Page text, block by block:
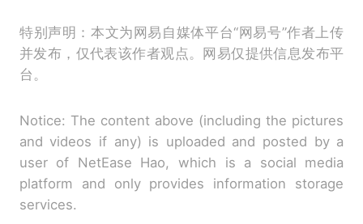
特别声明：本文为网易自媒体平台“网易号”作者上传
并发布，仅代表该作者观点。网易仅提供信息发布平
台。
Notice: The content above (including the pictures
and videos if any) is uploaded and posted by a
user of NetEase Hao, which is a social media
platform and only provides information storage
services.